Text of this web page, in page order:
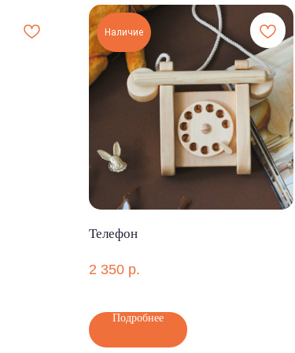
Наличие
Телефон
2 350 р.
Подробнее